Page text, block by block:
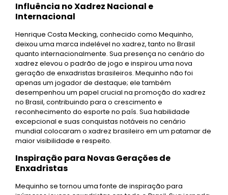
Influência no Xadrez Nacional e
Internacional
Henrique Costa Mecking, conhecido como Mequinho,
deixou uma marca indelével no xadrez, tanto no Brasil
quanto internacionalmente. Sua presença no cenário do
xadrez elevou o padrão de jogo e inspirou uma nova
geração de enxadristas brasileiros. Mequinho não foi
apenas um jogador de destaque; ele também
desempenhou um papel crucial na promoção do xadrez
no Brasil, contribuindo para o crescimento e
reconhecimento do esporte no país. Sua habilidade
excepcional e suas conquistas notáveis no cenário
mundial colocaram o xadrez brasileiro em um patamar de
maior visibilidade e respeito.
Inspiração para Novas Gerações de
Enxadristas
Mequinho se tornou uma fonte de inspiração para